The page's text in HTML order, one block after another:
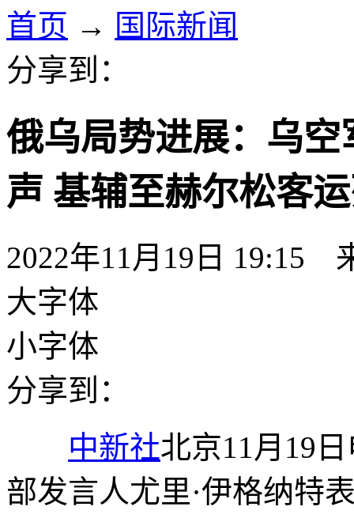
首页 → 国际新闻
分享到：
俄乌局势进展：乌
声 基辅至赫尔松客
2022年11月19日 19:15
大字体
小字体
分享到：
中新社北京11月19
部发言人尤里·伊格纳特